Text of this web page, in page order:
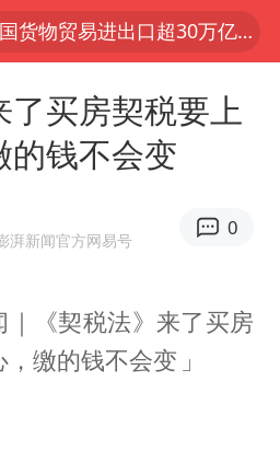
我国货物贸易进出口超30万亿元
台风“白海豚”体型变大！环流面积接近13个浙江那么大
女子开一天一夜空调后二氧化碳中毒
河南某医院2.33亿工程串标案细节披露
泽严重违纪违法
了买房契税要上
的钱不会变
湃新闻官方网易号
0
｜《契税法》来了买房
缴的钱不会变